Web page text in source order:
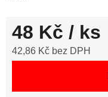
48 Kč / ks
42,86 Kč bez DPH